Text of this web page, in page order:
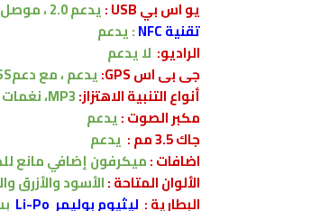
يو اس بي USB :
يدعم2.0 ، موصل Type-C 1.0 القابل للانعكاس
تقنية NFC
:يدعم
الراديو: لا يدعم
جى بى اس GPS:
يدعم ، مع دعمdual-band A-GPS, GLONASS, BDS, GALILEO, QZSS
أنواع التنبية الاهتزاز:
مكبر الصوت :يدعم
جاك 3.5 مم :
يدعم
اضافات :ميكرفون إضافي مانع
الألوان المتاحة :الأسود والأزرق
البطارية: ليثيوم بوليمر Li-Po